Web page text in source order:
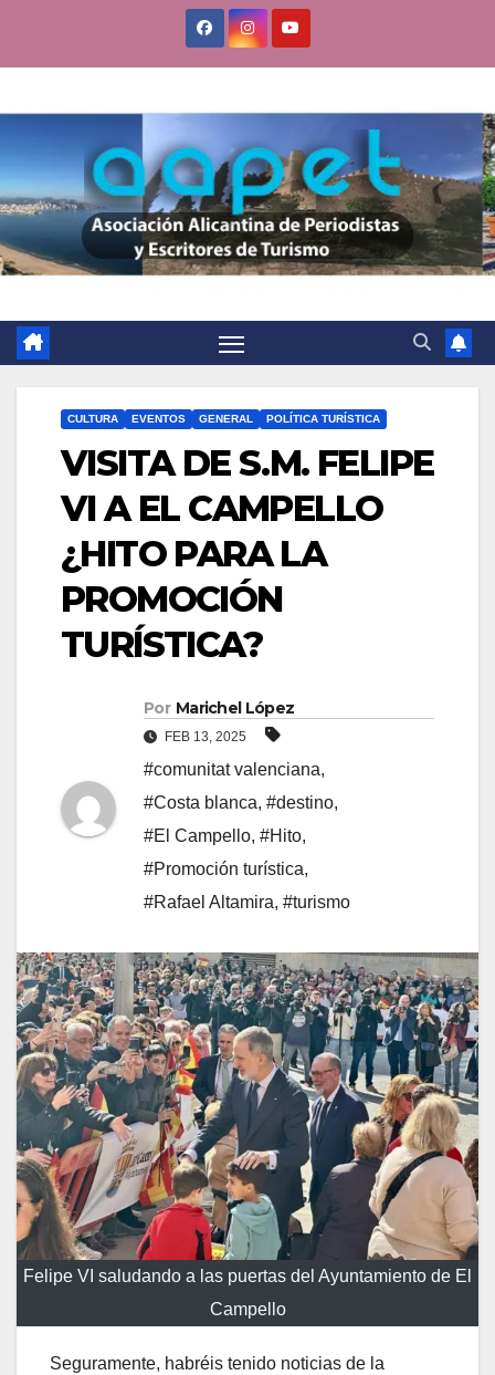
CULTURA EVENTOS GENERAL POLÍTICA TURÍSTICA
VISITA DE S.M. FELIPE
VI A EL CAMPELLO
¿HITO PARA LA
PROMOCIÓN
TURÍSTICA?
Por Marichel López
FEB 13, 2025
#comunitat valenciana,
#Costa blanca, #destino,
#El Campello, #Hito,
#Promoción turística,
#Rafael Altamira, #turismo
Felipe VI saludando a las puertas del Ayuntamiento de El
Campello
Seguramente, habréis tenido noticias de la